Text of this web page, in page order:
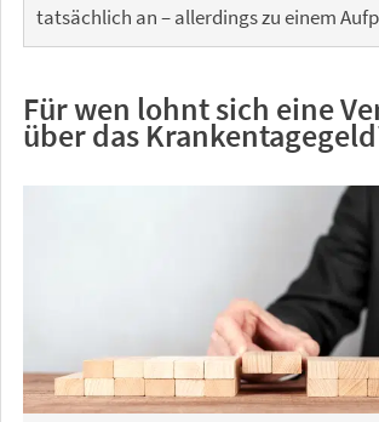
tatsächlich an – allerdings zu einem
Für wen lohnt sich eine
über das